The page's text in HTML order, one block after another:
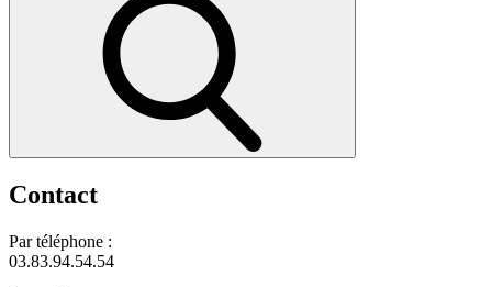
Contact
Par téléphone :
03.83.94.54.54